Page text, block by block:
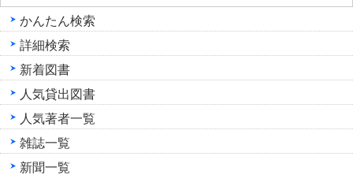
かんたん検索
詳細検索
新着図書
人気貸出図書
人気著者一覧
雑誌一覧
新聞一覧